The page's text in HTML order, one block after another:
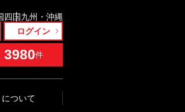
四国九州・沖縄
ログイン
3980件
ついて